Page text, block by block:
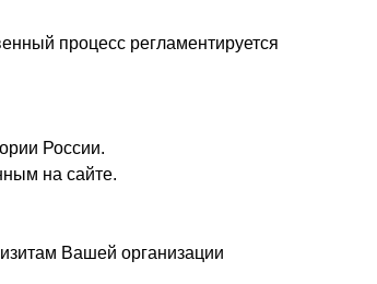
процесс регламентируется
России.
на сайте.
Вашей организации